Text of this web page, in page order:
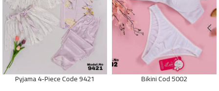
Bikini Cod 5002
Pyjama 4-Piece Code 9421